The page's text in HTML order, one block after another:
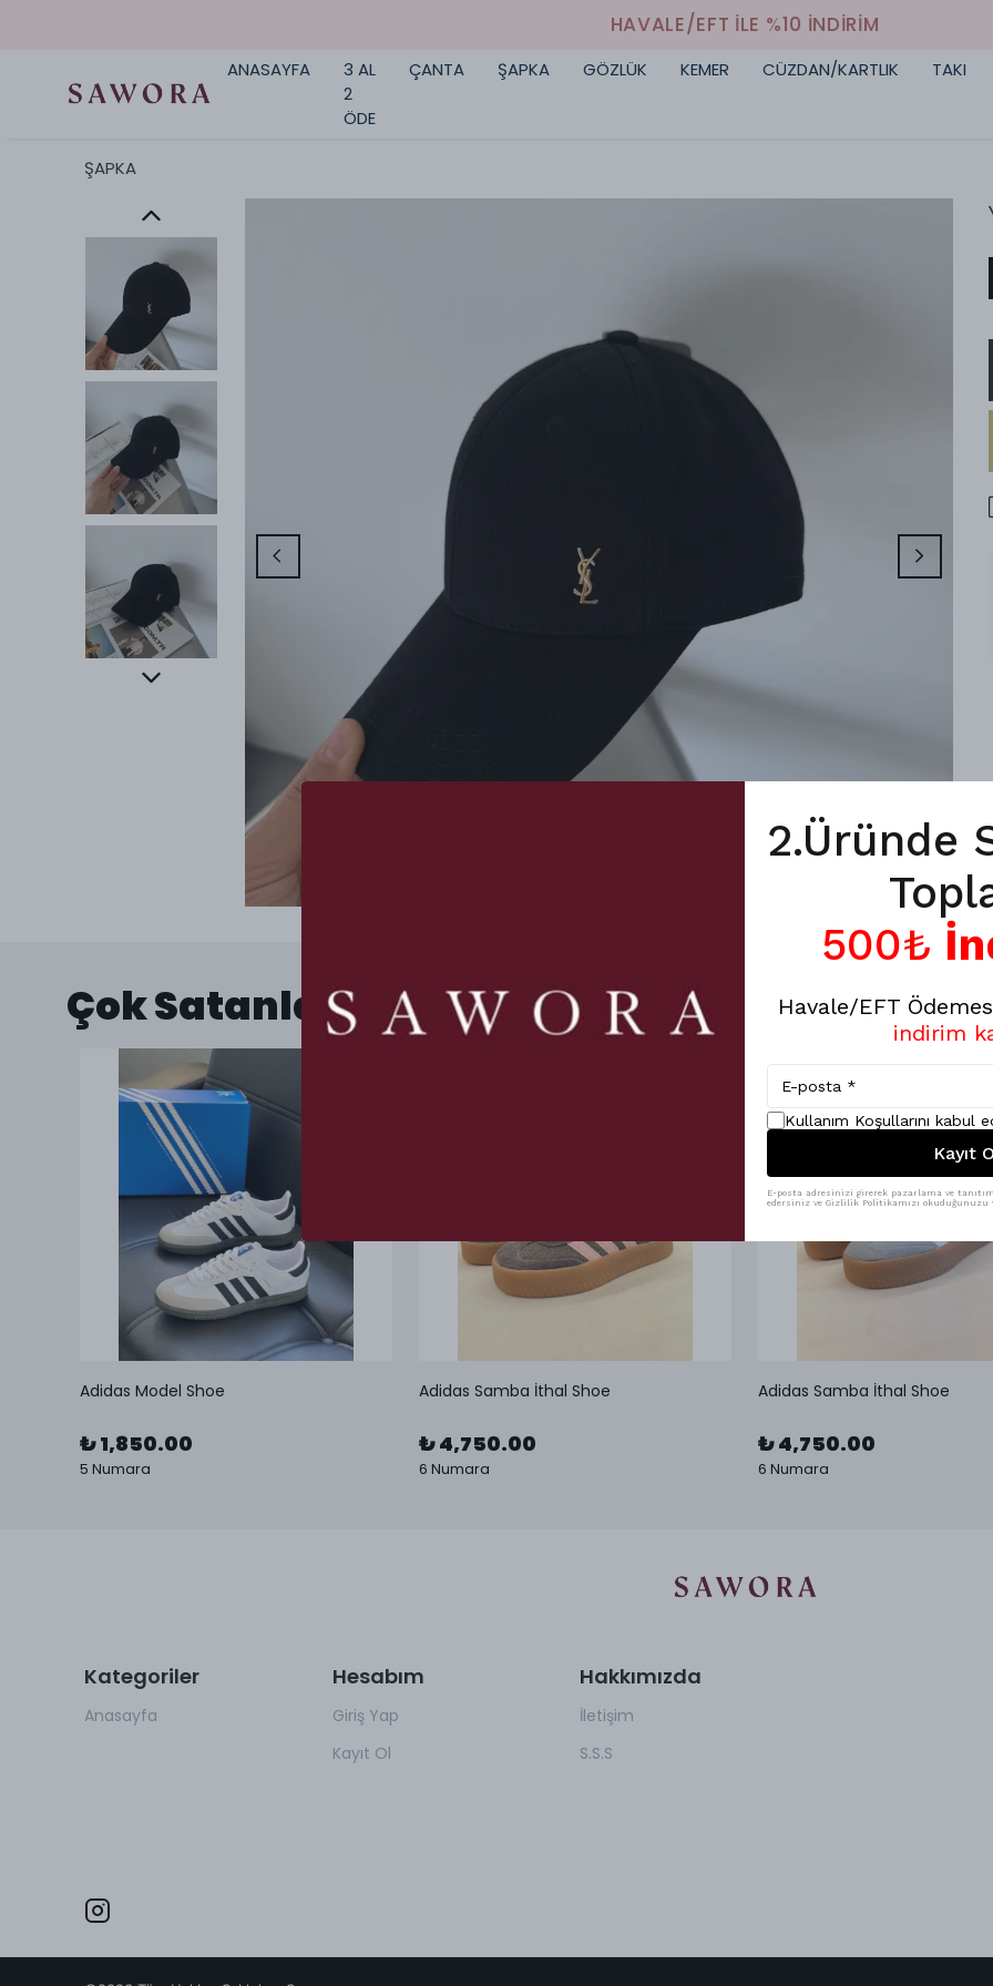
HAVALE/EFT İLE %10 İNDİRİM
ANASAYFA
3 AL
2
ÖDE
ÇANTA ŞAPKA GÖZLÜK KEMER CÜZDAN/KARTLIK TAKI
ŞAPKA
Çok Satanlar
Adidas Model Shoe
₺ 1,850.00
5 Numara
Adidas Samba İthal Shoe
₺ 4,750.00
6 Numara
Adidas Samba İthal Shoe
₺ 4,750.00
6 Numara
Kategoriler
Anasayfa
Hesabım
Giriş Yap
Kayıt Ol
Hakkımızda
İletişim
S.S.S
2.Üründe
500₺
Havale/EFT
indirim
Kullanım Koşullarını kabul
Kayıt
E-posta adresinizi girerek pazarlama ve
edersiniz ve Gizlilik Politikamızı okuduğunuzu